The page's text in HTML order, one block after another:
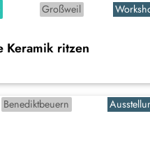
Großweil
Keramik ritzen
Benediktbeuern